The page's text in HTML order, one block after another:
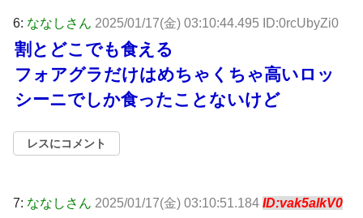
6: ななしさん 2025/01/17(金) 03:10:44.495 ID:0rcUbyZi0
割とどこでも食える
フォアグラだけはめちゃくちゃ高いロッ
シーニでしか食ったことないけど
レスにコメント
7: ななしさん 2025/01/17(金) 03:10:51.184 ID:vak5alkV0